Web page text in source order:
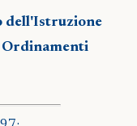
dell'Istruzione
Ordinamenti